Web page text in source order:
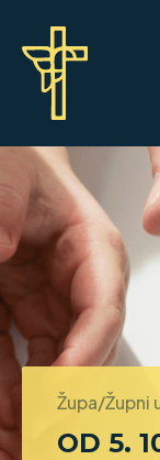
Župa/Župni
OD 5.